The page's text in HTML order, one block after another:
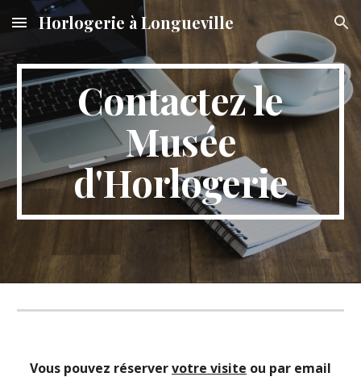
Skip to main content Skip to navigation
Horlogerie à Longueville
Contactez le
Musée
d'Horlogerie
Vous pouvez réservervotre visite ou par email